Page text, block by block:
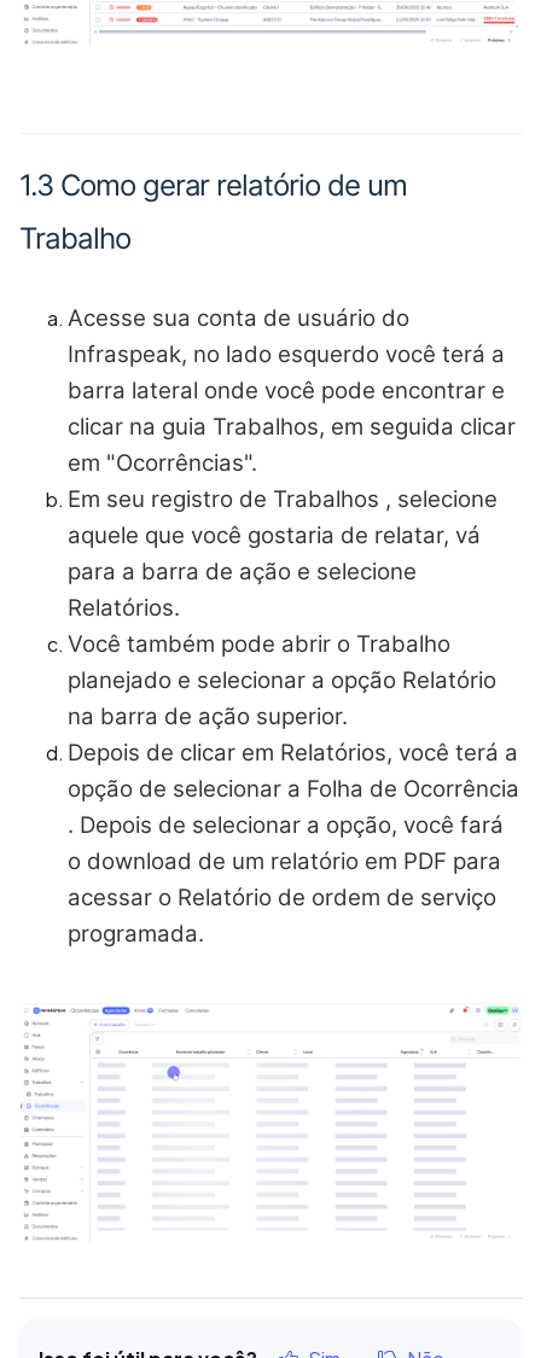
1.3 Como gerar relatório de um
Trabalho
Acesse sua conta de usuário do
Infraspeak, no lado esquerdo você terá a
barra lateral onde você pode encontrar e
clicar na guia Trabalhos, em seguida clicar
em "Ocorrências".
Em seu registro de Trabalhos , selecione
aquele que você gostaria de relatar, vá
para a barra de ação e selecione
Relatórios.
Você também pode abrir o Trabalho
planejado e selecionar a opção Relatório
na barra de ação superior.
Depois de clicar em Relatórios, você terá a
opção de selecionar a Folha de Ocorrência
. Depois de selecionar a opção, você fará
o download de um relatório em PDF para
acessar o Relatório de ordem de serviço
programada.